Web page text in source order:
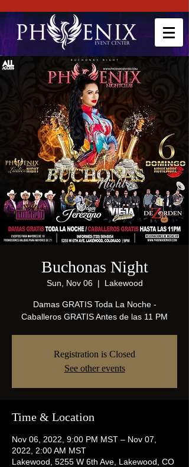
Buchonas Night
Sun, Nov 06
  |
Lakewood
Damas GRATIS Toda La Noche -
Caballeros GRATIS Antes de las 11 PM
Registration is Closed
See other events
Time & Location
Nov 06, 2022, 9:00 PM MST – Nov 07,
2022, 2:00 AM MST
Lakewood, 5255 W 6th Ave, Lakewood, CO